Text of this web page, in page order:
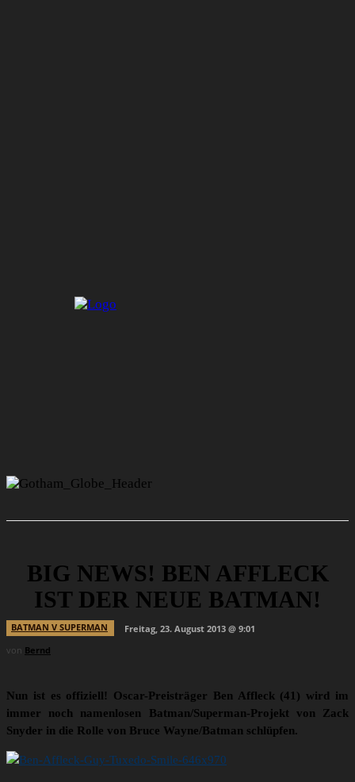
BIG NEWS! BEN AFFLECK
IST DER NEUE BATMAN!
BATMAN V SUPERMAN
Freitag, 23. August 2013 @ 9:01
von Bernd
Nun ist es offiziell! Oscar-Preisträger Ben Affleck (41) wird im
immer noch namenlosen Batman/Superman-Projekt von Zack
Snyder in die Rolle von Bruce Wayne/Batman schlüpfen.